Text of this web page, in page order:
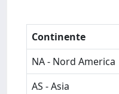
Continente
NA - Nord America
AS - Asia